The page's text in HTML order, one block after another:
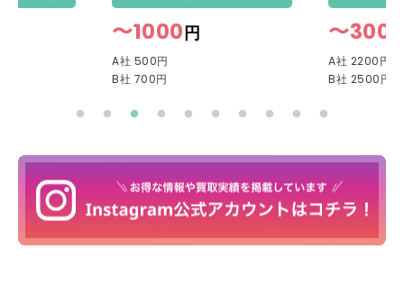
〜1000円
A社 500円
B社 700円
〜3000
A社 2200円
B社 2500円